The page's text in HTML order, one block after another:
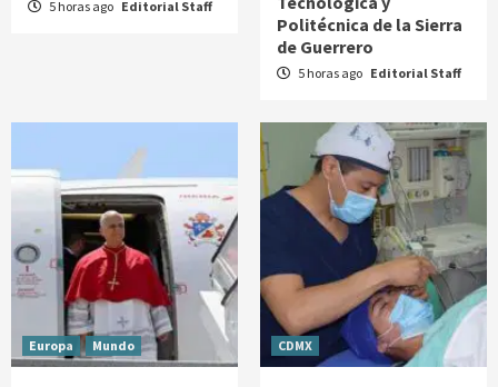
5 horas ago Editorial Staff
Politécnica de la Sierra
de Guerrero
5 horas ago Editorial Staff
Europa Mundo CDMX